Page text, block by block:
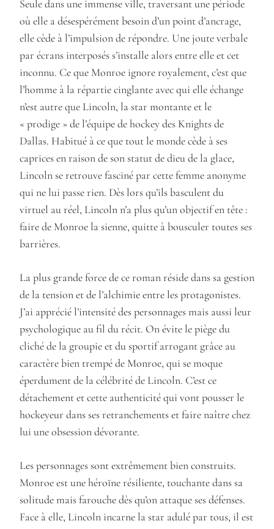
Seule dans une immense ville, traversant une période
où elle a désespérément besoin d’un point d’ancrage,
elle cède à l’impulsion de répondre. Une joute verbale
par écrans interposés s’installe alors entre elle et cet
inconnu. Ce que Monroe ignore royalement, c’est que
l’homme à la répartie cinglante avec qui elle échange
n’est autre que Lincoln, la star montante et le
« prodige » de l’équipe de hockey des Knights de
Dallas. Habitué à ce que tout le monde cède à ses
caprices en raison de son statut de dieu de la glace,
Lincoln se retrouve fasciné par cette femme anonyme
qui ne lui passe rien. Dès lors qu’ils basculent du
virtuel au réel, Lincoln n’a plus qu’un objectif en tête :
faire de Monroe la sienne, quitte à bousculer toutes ses
barrières.
La plus grande force de ce roman réside dans sa gestion
de la tension et de l’alchimie entre les protagonistes.
J’ai apprécié l’intensité des personnages mais aussi leur
psychologique au fil du récit. On évite le piège du
cliché de la groupie et du sportif arrogant grâce au
caractère bien trempé de Monroe, qui se moque
éperdument de la célébrité de Lincoln. C’est ce
détachement et cette authenticité qui vont pousser le
hockeyeur dans ses retranchements et faire naître chez
lui une obsession dévorante.
Les personnages sont extrêmement bien construits.
Monroe est une héroïne résiliente, touchante dans sa
solitude mais farouche dès qu’on attaque ses défenses.
Face à elle, Lincoln incarne la star adulé par tous, il est